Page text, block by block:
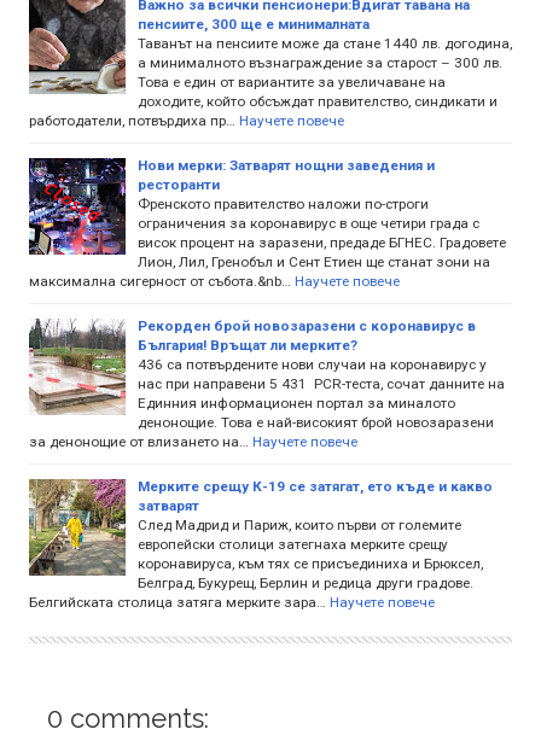
Важно за всички пенсионери:Вдигат тавана на
пенсиите, 300 ще е минималната
Таванът на пенсиите може да стане 1440 лв. догодина,
а минималното възнаграждение за старост – 300 лв.
Това е един от вариантите за увеличаване на
доходите, който обсъждат правителство, синдикати и
работодатели, потвърдиха пр…
Научете повече
Нови мерки: Затварят нощни заведения и
ресторанти
Френското правителство наложи по-строги
ограничения за коронавирус в още четири града с
висок процент на заразени, предаде БГНЕС. Градовете
Лион, Лил, Гренобъл и Сент Етиен ще станат зони на
максимална сигерност от събота.&nb…
Научете повече
Рекорден брой новозаразени с коронавирус в
България! Връщат ли мерките?
436 са потвърдените нови случаи на коронавирус у
нас при направени 5 431 PCR-теста, сочат данните на
Единния информационен портал за миналото
денонощие. Това е най-високият брой новозаразени
за денонощие от влизането на…
Научете повече
Мерките срещу К-19 се затягат, ето къде и какво
затварят
След Мадрид и Париж, които първи от големите
европейски столици затегнаха мерките срещу
коронавируса, към тях се присъединиха и Брюксел,
Белград, Букурещ, Берлин и редица други градове.
Белгийската столица затяга мерките зара…
Научете повече
0 comments: